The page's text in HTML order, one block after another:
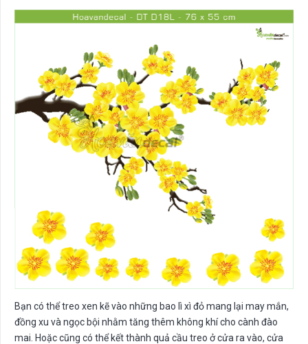
Bạn có thể treo xen kẽ vào những bao lì xì đỏ mang lại may mắn,
đồng xu và ngọc bội nhằm tăng thêm không khí cho cành đào
mai. Hoặc cũng có thể kết thành quả cầu treo ở cửa ra vào, cửa